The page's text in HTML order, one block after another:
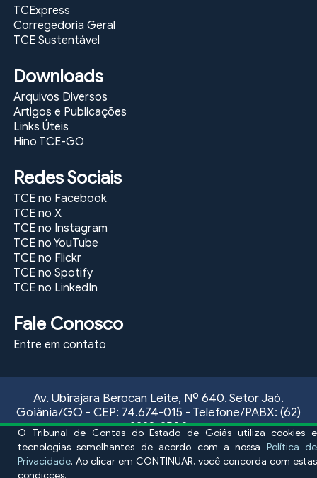
O Tribunal de Contas do Estado de Goiás utiliza cookies e
tecnologias semelhantes de acordo com a nossa Política de
Privacidade. Ao clicar em CONTINUAR, você concorda com estas
condições.
TCExpress
Corregedoria Geral
TCE Sustentável
Downloads
Arquivos Diversos
Artigos e Publicações
Links Úteis
Hino TCE-GO
Redes Sociais
TCE no Facebook
TCE no X
TCE no Instagram
TCE no YouTube
TCE no Flickr
TCE no Spotify
TCE no LinkedIn
Fale Conosco
Entre em contato
Av. Ubirajara Berocan Leite, Nº 640. Setor Jaó.
Goiânia/GO - CEP: 74.674-015 - Telefone/PABX: (62)
3228-2500
Atendimento ao público externo, das 09:00 às 17:00
horas, de segunda a sexta-feira